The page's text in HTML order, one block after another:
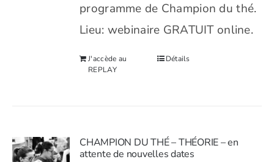
programme de Champion du thé.
Lieu: webinaire GRATUIT online.
J'accède au
REPLAY
Détails
CHAMPION DU THÉ – THÉORIE – en
attente de nouvelles dates